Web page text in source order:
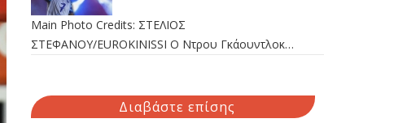
Main Photo Credits: ΣΤΕΛΙΟΣ
ΣΤΕΦΑΝΟΥ/EUROKINISSI Ο Ντρου Γκάουντλοκ…
Διαβάστε επίσης